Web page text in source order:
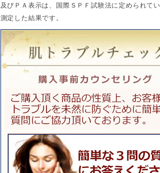
及びＰＡ表示は、国際ＳＰＦ試験法に定められて
測定した結果です。